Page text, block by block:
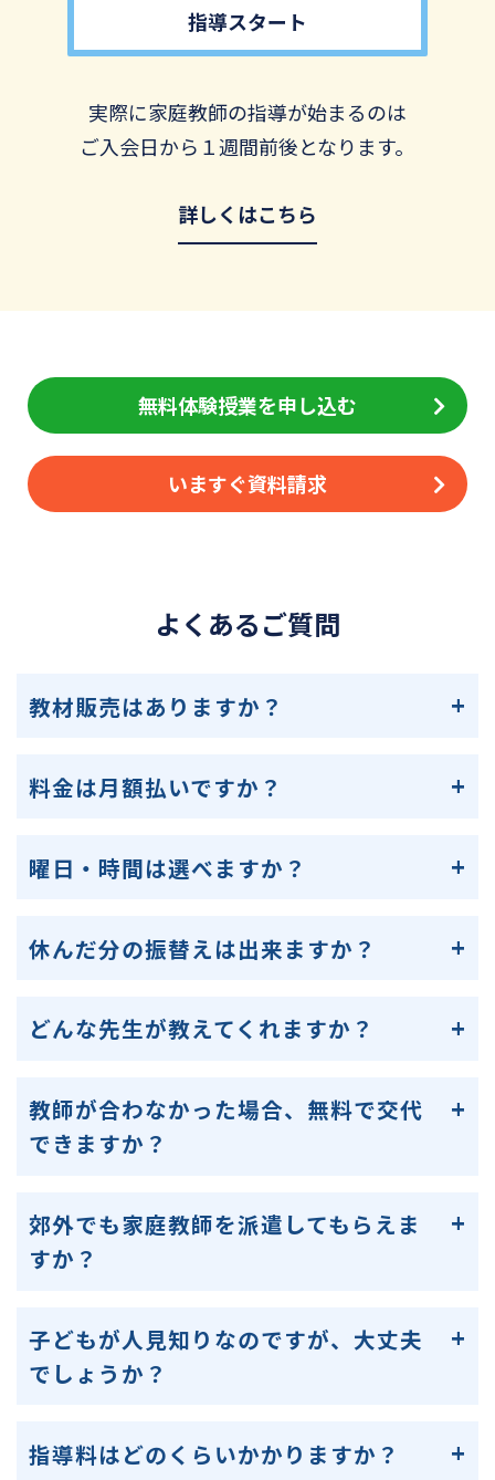
指導スタート
実際に家庭教師の指導が始まるのは
ご入会日から１週間前後となります。
詳しくはこちら
無料体験授業を申し込む
いますぐ資料請求
よくあるご質問
教材販売はありますか？
料金は月額払いですか？
曜日・時間は選べますか？
休んだ分の振替えは出来ますか？
どんな先生が教えてくれますか？
教師が合わなかった場合、無料で交代
できますか？
郊外でも家庭教師を派遣してもらえま
すか？
子どもが人見知りなのですが、大丈夫
でしょうか？
指導料はどのくらいかかりますか？